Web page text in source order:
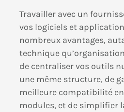
Travailler avec un
vos logiciels et
nombreux avantages,
technique
de centraliser vos outils
une même structure, de
meilleure compatibilité
modules, et de simplifier